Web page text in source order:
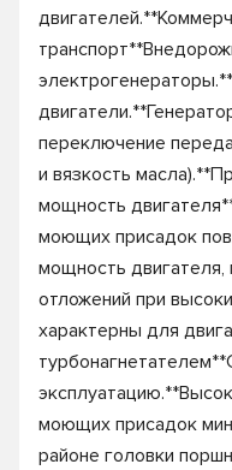
переключение
и вязкость
мощность
моющих присадок
мощность
отложений при
характерны для
моющих присадок
районе головки